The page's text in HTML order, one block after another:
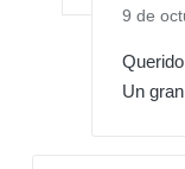
9 de
Un